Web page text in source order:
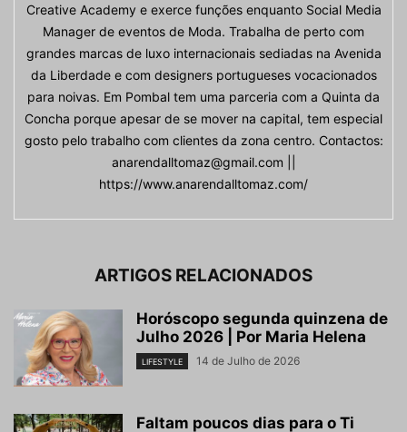
Creative Academy e exerce funções enquanto Social Media
Manager de eventos de Moda. Trabalha de perto com
grandes marcas de luxo internacionais sediadas na Avenida
da Liberdade e com designers portugueses vocacionados
para noivas. Em Pombal tem uma parceria com a Quinta da
Concha porque apesar de se mover na capital, tem especial
gosto pelo trabalho com clientes da zona centro. Contactos:
anarendalltomaz@gmail.com ||
https://www.anarendalltomaz.com/
ARTIGOS RELACIONADOS
Horóscopo segunda quinzena de
Julho 2026 | Por Maria Helena
LIFESTYLE 14 de Julho de 2026
Faltam poucos dias para o Ti